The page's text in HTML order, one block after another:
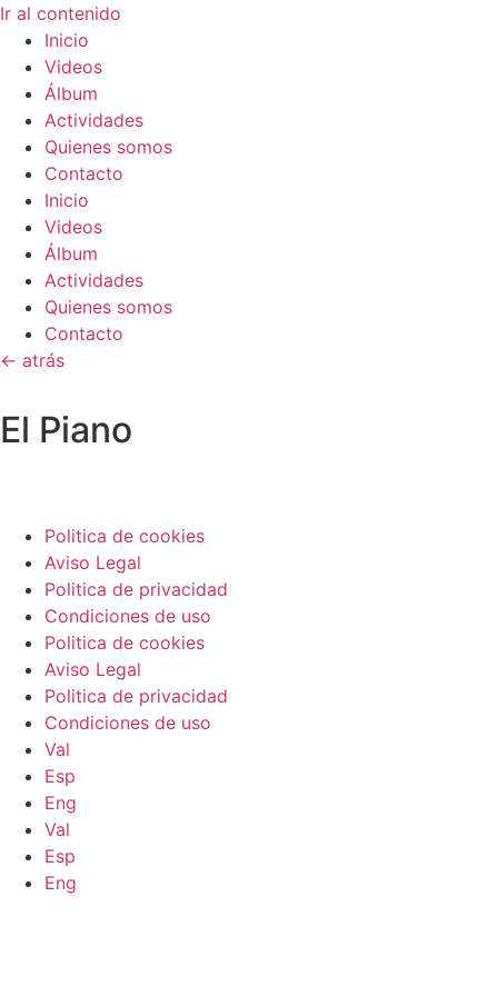
Ir al contenido
Inicio
Videos
Álbum
Actividades
Quienes somos
Contacto
Inicio
Videos
Álbum
Actividades
Quienes somos
Contacto
<- atrás
El Piano
Politica de cookies
Aviso Legal
Politica de privacidad
Condiciones de uso
Politica de cookies
Aviso Legal
Politica de privacidad
Condiciones de uso
Val
Esp
Eng
Val
Esp
Eng